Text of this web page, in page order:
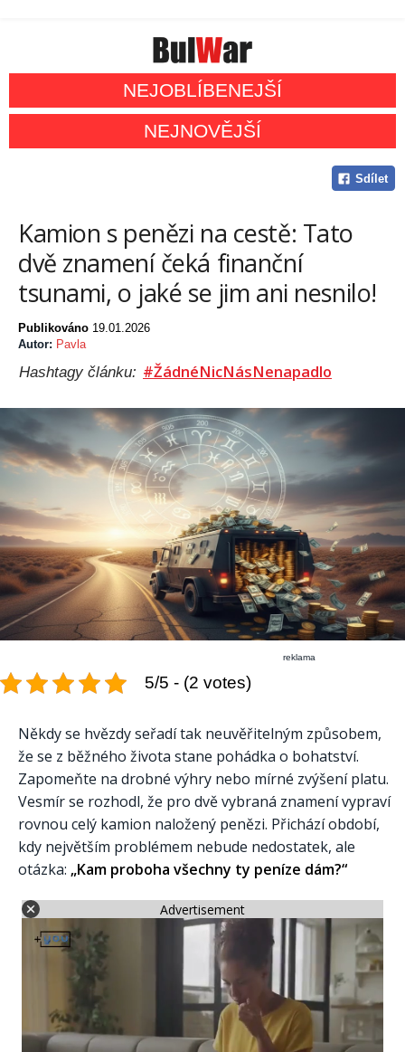
NEJOBLÍBENEJŠÍ
NEJNOVĚJŠÍ
Sdílet
Kamion s penězi na cestě: Tato
dvě znamení čeká finanční
tsunami, o jaké se jim ani nesnilo!
Publikováno 19.01.2026
Autor: Pavla
Hashtagy článku: #ŽádnéNicNásNenapadlo
reklama
5/5 - (2 votes)
Někdy se hvězdy seřadí tak neuvěřitelným způsobem,
že se z běžného života stane pohádka o bohatství.
Zapomeňte na drobné výhry nebo mírné zvýšení platu.
Vesmír se rozhodl, že pro dvě vybraná znamení vypraví
rovnou celý kamion naložený penězi. Přichází období,
kdy největším problémem nebude nedostatek, ale
otázka: „Kam proboha všechny ty peníze dám?“
Advertisement